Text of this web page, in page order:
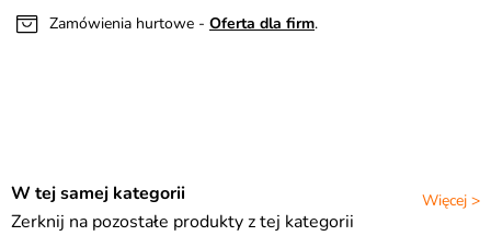
Zamówienia hurtowe - Oferta dla firm.
Więcej >
W tej samej kategorii
Zerknij na pozostałe produkty z tej kategorii